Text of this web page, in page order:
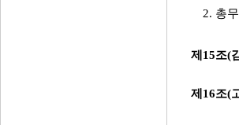
2. 총
제15조(
제16조(